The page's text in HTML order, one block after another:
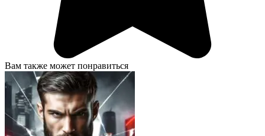
Вам также может понравиться